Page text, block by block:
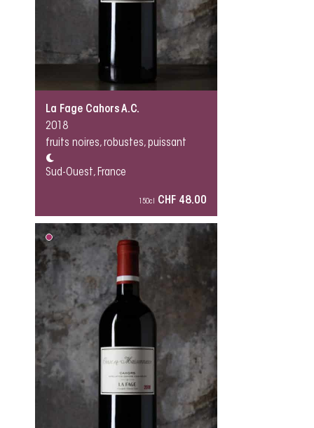
La Fage Cahors A.C.
2018
fruits noires, robustes, puissant
Sud-Ouest, France
150cl CHF 48.00